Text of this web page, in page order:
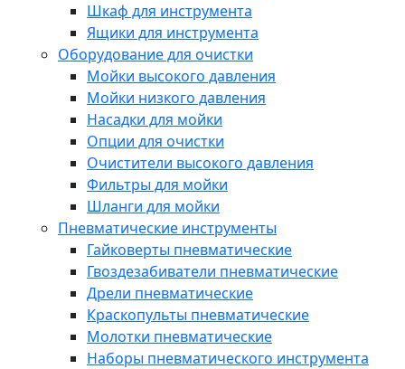
Шкаф для инструмента
Ящики для инструмента
Оборудование для очистки
Мойки высокого давления
Мойки низкого давления
Насадки для мойки
Опции для очистки
Очистители высокого давления
Фильтры для мойки
Шланги для мойки
Пневматические инструменты
Гайковерты пневматические
Гвоздезабиватели пневматические
Дрели пневматические
Краскопульты пневматические
Молотки пневматические
Наборы пневматического инструмента